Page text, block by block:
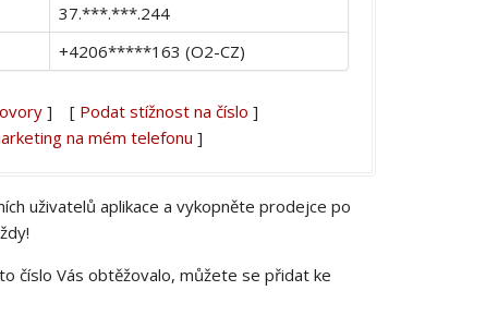
37.***.***.244
+4206*****163 (O2-CZ)
] [ Podat stížnost na číslo ]
na mém telefonu ]
uživatelů aplikace a vykopněte prodejce po
číslo Vás obtěžovalo, můžete se přidat ke